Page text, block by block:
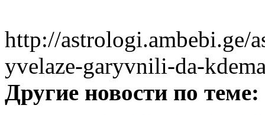
http://astrologi.ambebi.ge/
yvelaze-garyvnili-da-
Другие новости по теме: